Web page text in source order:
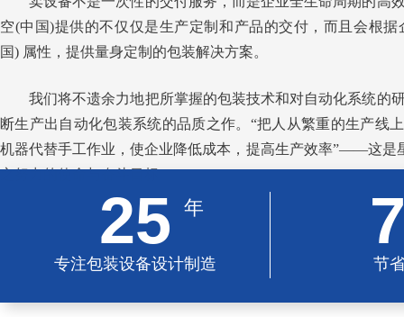
空(中国)提供的不仅仅是生产定制和产品的交付，而且会根据
国) 属性，提供量身定制的包装解决方案。
我们将不遗余力地把所掌握的包装技术和对自动化系统的
断生产出自动化包装系统的品质之作。“把人从繁重的生产线
机器代替手工作业，使企业降低成本，提高生产效率”——这是
之努力的使命与奋斗目标
25 年
专注包装设备设计制造 节